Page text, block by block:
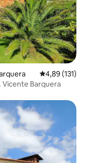
Évaluation
4,89 (131)
Vicente Barquera